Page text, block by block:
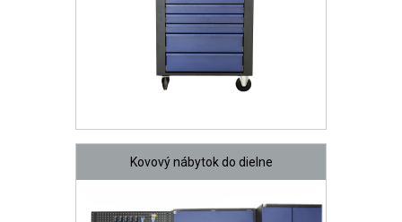
Kovový nábytok do dielne